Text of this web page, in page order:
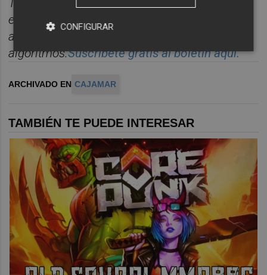
enviada cada d
actualidad sin depender de
algoritmos.Suscríbetegratis alboletín aquí.
ARCHIVADO EN CAJAMAR
TAMBIÉN TE PUEDE INTERESAR
CONFIGURAR